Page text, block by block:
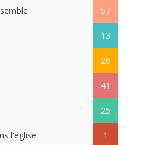
57
13
26
41
25
l'église 1